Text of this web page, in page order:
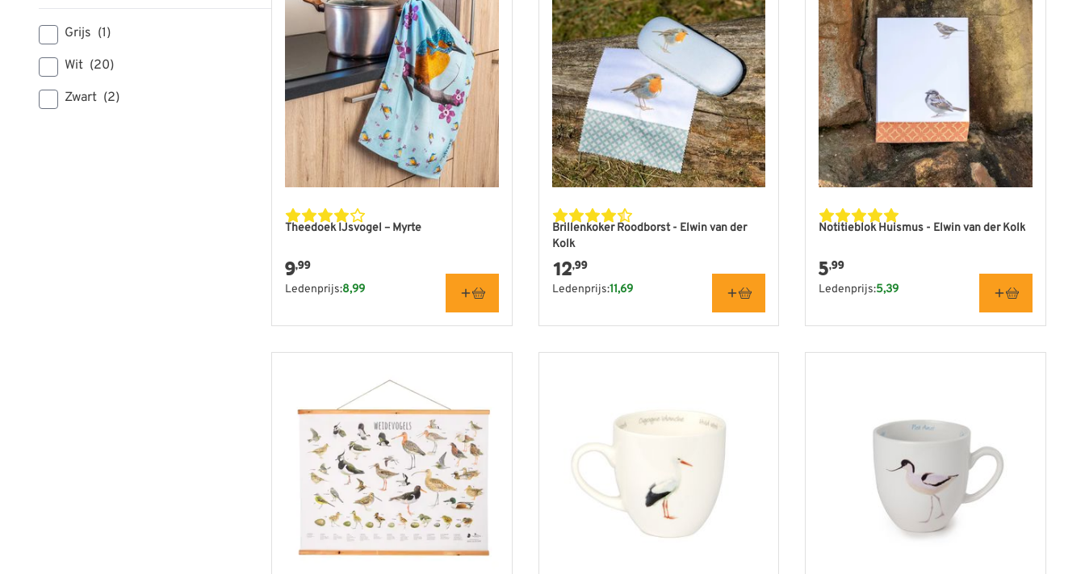
Grijs (1)
Wit (20)
Zwart (2)
Theedoek IJsvogel – Myrte
9,99
Ledenprijs:8,99
Brillenkoker Roodborst - Elwin van der
Kolk
12,99
Ledenprijs:11,69
Notitieblok Huismus - Elwin van der Kolk
5,99
Ledenprijs:5,39